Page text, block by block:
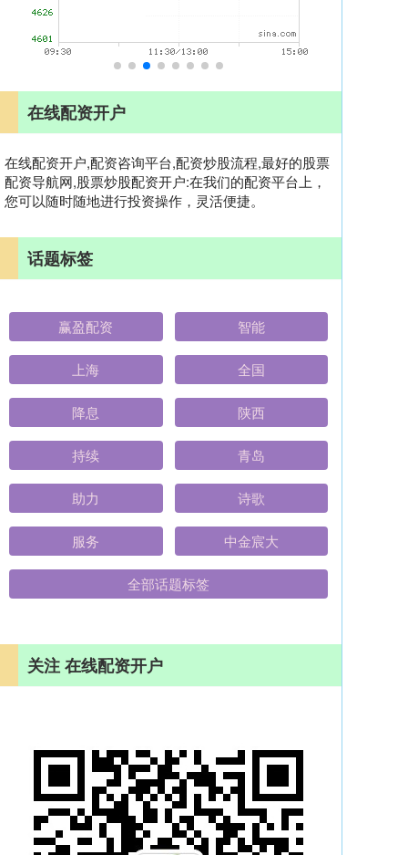
在线配资开户
在线配资开户,配资咨询平台,配资炒股流程,最好的股票
配资导航网,股票炒股配资开户:在我们的配资平台上，
您可以随时随地进行投资操作，灵活便捷。
话题标签
赢盈配资 智能
上海 全国
降息 陕西
持续 青岛
助力 诗歌
服务 中金宸大
全部话题标签
关注 在线配资开户